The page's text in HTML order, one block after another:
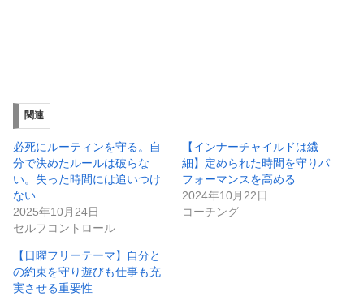
関連
必死にルーティンを守る。自
分で決めたルールは破らな
い。失った時間には追いつけ
ない
2025年10月24日
セルフコントロール
【インナーチャイルドは繊
細】定められた時間を守りパ
フォーマンスを高める
2024年10月22日
コーチング
【日曜フリーテーマ】自分と
の約束を守り遊びも仕事も充
実させる重要性